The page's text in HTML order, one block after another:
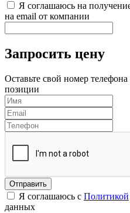
Я соглашаюсь на
на email от компании
Запросить цену
Оставьте свой номер
позиции
Я соглашаюсь с Политикой
данных